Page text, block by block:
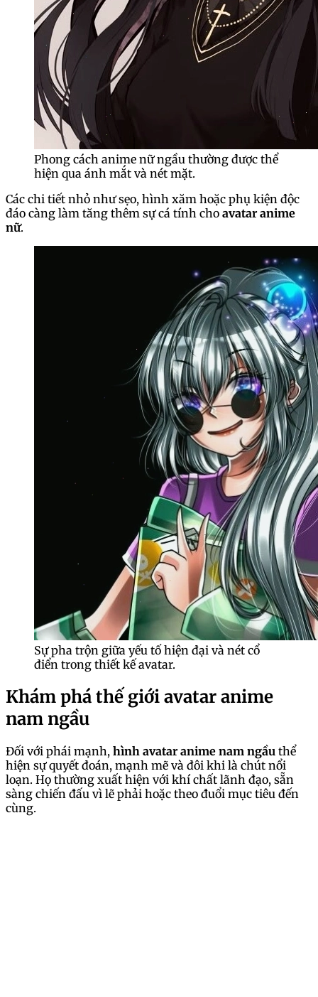
Phong cách anime nữ ngầu thường được thể
hiện qua ánh mắt và nét mặt.
Các chi tiết nhỏ như sẹo, hình xăm hoặc phụ kiện độc
đáo càng làm tăng thêm sự cá tính cho avatar anime
nữ.
Sự pha trộn giữa yếu tố hiện đại và nét cổ
điển trong thiết kế avatar.
Khám phá thế giới avatar anime
nam ngầu
Đối với phái mạnh, hình avatar anime nam ngầu thể
hiện sự quyết đoán, mạnh mẽ và đôi khi là chút nổi
loạn. Họ thường xuất hiện với khí chất lãnh đạo, sẵn
sàng chiến đấu vì lẽ phải hoặc theo đuổi mục tiêu đến
cùng.